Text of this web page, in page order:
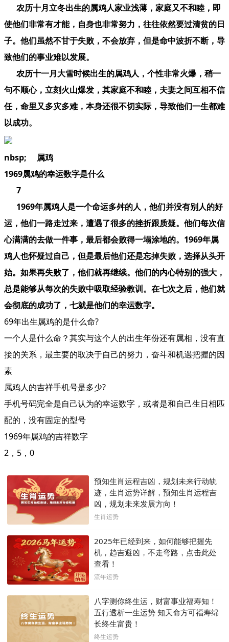
农历十月立冬出生的属鸡人家业浅薄，家庭又不和睦，即
使他们非常有才能，自身也非常努力，往往依然要过清贫的日
子。他们虽然不甘于失败，不会放弃，但是命中波折不断，导
致他们的事业难以发展。
农历十一月大雪时候出生的属鸡人，个性非常火爆，稍一
句不顺心，立刻火山爆发，其家庭不和睦，夫妻之间互相不信
任，命里又多灾多难，本身还很不切实际，导致他们一生都难
以成功。
nbsp; 属鸡
1969属鸡的幸运数字是什么
7
1969年属鸡人是一个命运多舛的人，他们并没有别人的好
运，他们一路走过来，遭遇了很多的挫折跟质疑。他们每次信
心满满的去做一件事，最后都会败得一塌涂地的。1969年属
鸡人也怀疑过自己，但是最后他们还是忘掉失败，选择从头开
始。如果再失败了，他们就再继续。他们的内心特别的强大，
总是能够从每次的失败中吸取经验教训。在七次之后，他们就
会彻底的成功了，七就是他们的幸运数字。
69年出生属鸡的是什么命?
一个人是什么命？其实与这个人的出生年份还有属相，没有直
接的关系，最主要的取决于自己的努力，奋斗和机遇把握的因
素
属鸡人的吉祥手机号是多少?
手机号码完全是自己认为的幸运数字，或者是和自己生日相匹
配的，没有固定的型号
1969年属鸡的吉祥数字
2，5，0
预知生肖运程吉凶，规划未来行动轨
迹，生肖运势详解，预知生肖运程吉
凶，规划未来发展方向！
生肖运势
2025年已经到来，如何能够把握先
机，趋吉避凶，不走弯路，点击此处
查看！
流年运势
八字测你终生运，财富事业福寿知！
五行透析一生运势 知天命方可福寿绵
长终生富贵！
终生运势